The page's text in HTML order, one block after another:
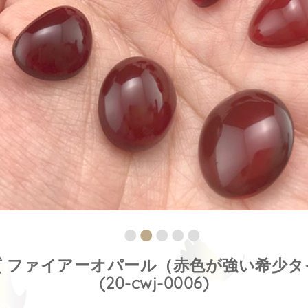
ファイアーオパール（赤色が強い希少
(20-cwj-0006)